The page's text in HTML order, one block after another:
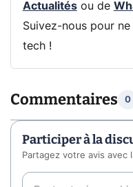
Actualitésou de
Suivez-nous pour
tech !
Commentaires 0
Participer à la
Partagez votre avis avec